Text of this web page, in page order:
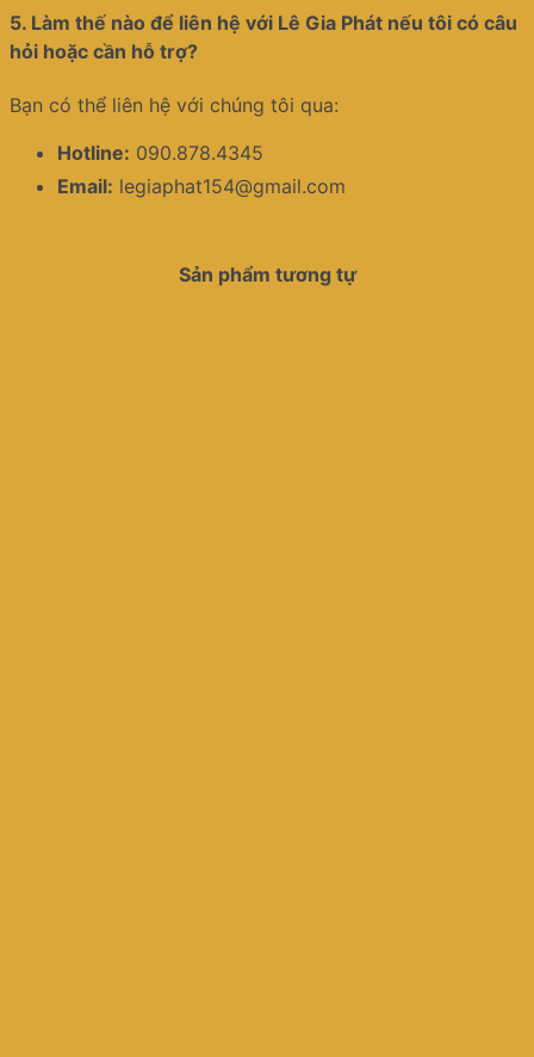
5. Làm thế nào để liên hệ với Lê Gia Phát nếu tôi có câu
hỏi hoặc cần hỗ trợ?
Bạn có thể liên hệ với chúng tôi qua:
Hotline: 090.878.4345
Email: legiaphat154@gmail.com
Sản phẩm tương tự